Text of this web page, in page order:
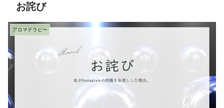
お詫び
アロマテラピー